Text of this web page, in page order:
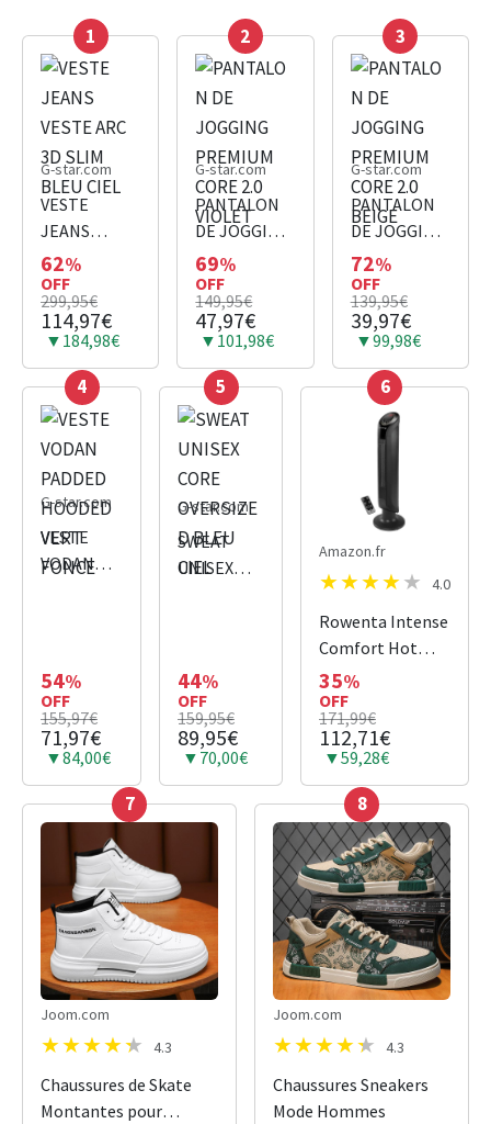
1
G-star.com
VESTE
JEANS
VESTE ARC
3D SLIM
BLEU CIEL
62%
OFF
299,95€
114,97€
▼184,98€
2
G-star.com
PANTALON
DE JOGGING
PREMIUM
CORE 2.0
VIOLET
69%
OFF
149,95€
47,97€
▼101,98€
3
G-star.com
PANTALON
DE JOGGING
PREMIUM
CORE 2.0
BEIGE
72%
OFF
139,95€
39,97€
▼99,98€
4
G-star.com
VESTE
VODAN
54%
OFF
155,97€
71,97€
▼84,00€
5
G-star.com
SWEAT
UNISEX
44%
OFF
159,95€
89,95€
▼70,00€
6
Amazon.fr
4.0
Rowenta Intense
Comfort Hot
Tower Ceramic
Fan and Heater
1000/1400/2400
W, Eco Mode,
For Rooms up to
40 m², LED,
SO9420F0, Black
35%
OFF
171,99€
112,71€
▼59,28€
7
Joom.com
4.3
Chaussures de Skate
Montantes pour
8
Joom.com
4.3
Chaussures Sneakers
Mode Hommes